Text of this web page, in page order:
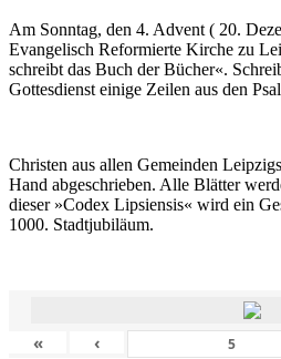
Am Sonntag, den 4. Advent ( 20.
Evangelisch Reformierte Kirche zu
schreibt das Buch der Bücher«.
Gottesdienst einige Zeilen aus den
Christen aus allen Gemeinden
Hand abgeschrieben. Alle Blätter
dieser »Codex Lipsiensis« wird ein
1000. Stadtjubiläum.
« ‹